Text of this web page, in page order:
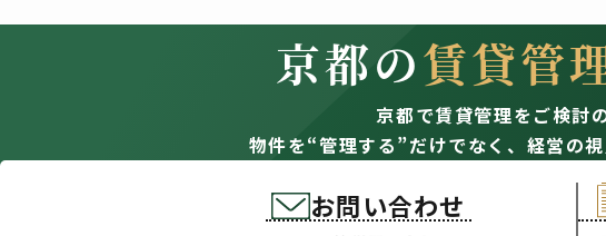
京都の賃貸管
京都で賃貸管理をご検討
物件を“管理する”だけでなく、経営の
お問い合わせ